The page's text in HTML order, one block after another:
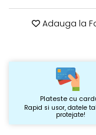
Adauga la
Plateste cu
Rapid si usor, datele
protejate!